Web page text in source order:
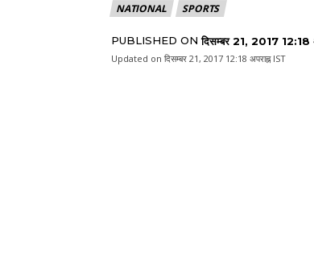
NATIONAL SPORTS
PUBLISHED ON दिसम्बर 21, 2017 12:18
Updated on दिसम्बर 21, 2017 12:18 अपराह्न IST